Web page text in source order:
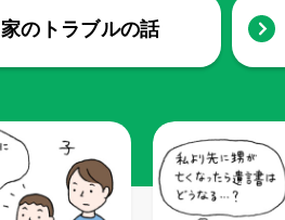
家のトラブルの話